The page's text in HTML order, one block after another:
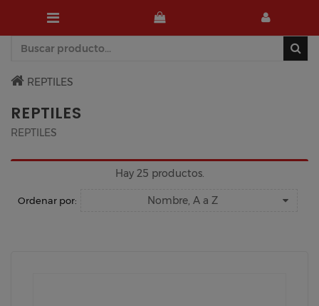
REPTILES
REPTILES
REPTILES
Hay 25 productos.
Ordenar por: Nombre, A a Z